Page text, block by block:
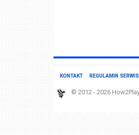
KONTAKT REGULAMIN
© 2012 - 2026